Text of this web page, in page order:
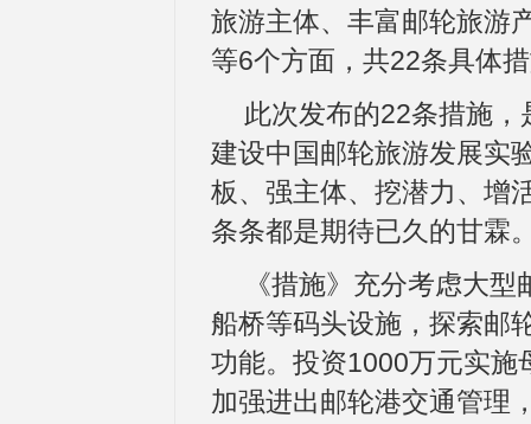
旅游主体、丰富邮轮旅游
等6个方面，共22条具体
此次发布的22条措施
建设中国邮轮旅游发展实
板、强主体、挖潜力、增
条条都是期待已久的甘霖
《措施》充分考虑大
船桥等码头设施，探索邮
功能。投资1000万元实施
加强进出邮轮港交通管理